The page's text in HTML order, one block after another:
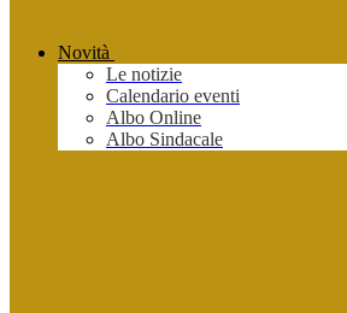
Novità
Le notizie
Calendario eventi
Albo Online
Albo Sindacale